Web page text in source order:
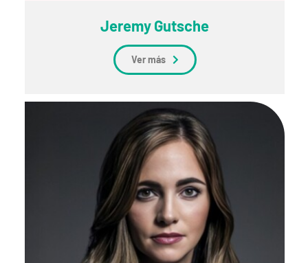
Jeremy Gutsche
Ver más